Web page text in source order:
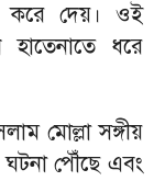
করে দেয়। ওই
ধরে
মোল্লা সঙ্গীয়
পৌঁছে এবং